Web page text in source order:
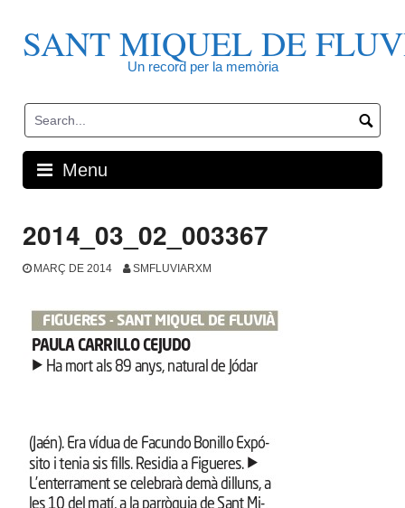
contentSANT MIQUEL DE
Un record per la memòria
Menu
2014_03_02_003367
MARÇ DE 2014 SMFLUVIARXM